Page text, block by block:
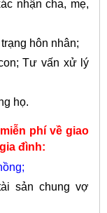
nhận cha, mẹ,
hôn nhân;
Tư vấn xử lý
họ.
phí về giao
đình:
sản chung vợ